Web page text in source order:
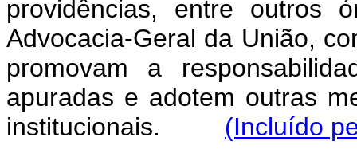
providências, entre outros
Advocacia-Geral da União,
promovam a
apuradas e adotem outras
institucionais. (Incluído